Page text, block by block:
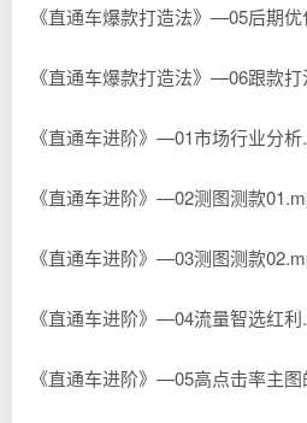
《直通车爆款打造法》—05后期
《直通车爆款打造法》—06跟款
《直通车进阶》—01市场行业分析
《直通车进阶》—02测图测款
《直通车进阶》—03测图测款
《直通车进阶》—04流量智选红利
《直通车进阶》—05高点击率主